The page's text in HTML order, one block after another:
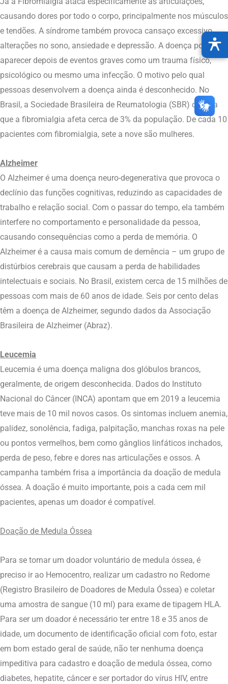
causando dores por todo o corpo, principalmente nos músculos
e tendões. A síndrome também provoca cansaço excessivo,
alterações no sono, ansiedade e depressão. A doença pode
aparecer depois de eventos graves como um trauma físico,
psicológico ou mesmo uma infecção. O motivo pelo qual
pessoas desenvolvem a doença ainda é desconhecido. No
Brasil, a Sociedade Brasileira de Reumatologia (SBR) calcula
que a fibromialgia afeta cerca de 3% da população. De cada 10
pacientes com fibromialgia, sete a nove são mulheres.
Alzheimer
O Alzheimer é uma doença neuro-degenerativa que provoca o
declínio das funções cognitivas, reduzindo as capacidades de
trabalho e relação social. Com o passar do tempo, ela também
interfere no comportamento e personalidade da pessoa,
causando consequências como a perda de memória. O
Alzheimer é a causa mais comum de demência – um grupo de
distúrbios cerebrais que causam a perda de habilidades
intelectuais e sociais. No Brasil, existem cerca de 15 milhões de
pessoas com mais de 60 anos de idade. Seis por cento delas
têm a doença de Alzheimer, segundo dados da Associação
Brasileira de Alzheimer (Abraz).
Leucemia
Leucemia é uma doença maligna dos glóbulos brancos,
geralmente, de origem desconhecida. Dados do Instituto
Nacional do Câncer (INCA) apontam que em 2019 a leucemia
teve mais de 10 mil novos casos. Os sintomas incluem anemia,
palidez, sonolência, fadiga, palpitação, manchas roxas na pele
ou pontos vermelhos, bem como gânglios linfáticos inchados,
perda de peso, febre e dores nas articulações e ossos. A
campanha também frisa a importância da doação de medula
óssea. A doação é muito importante, pois a cada cem mil
pacientes, apenas um doador é compatível.
Doação de Medula Óssea
Para se tornar um doador voluntário de medula óssea, é
preciso ir ao Hemocentro, realizar um cadastro no Redome
(Registro Brasileiro de Doadores de Medula Óssea) e coletar
uma amostra de sangue (10 ml) para exame de tipagem HLA.
Para ser um doador é necessário ter entre 18 e 35 anos de
idade, um documento de identificação oficial com foto, estar
em bom estado geral de saúde, não ter nenhuma doença
impeditiva para cadastro e doação de medula óssea, como
diabetes, hepatite, câncer e ser portador do vírus HIV, entre